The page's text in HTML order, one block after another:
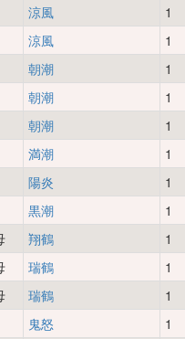
涼風
1
涼風
1
朝潮
1
朝潮
1
朝潮
1
満潮
1
陽炎
1
黒潮
1
翔鶴
1
瑞鶴
1
瑞鶴
1
鬼怒
1